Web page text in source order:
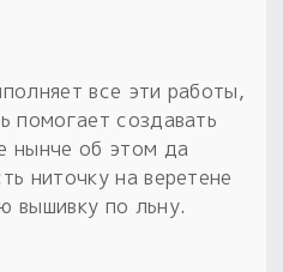
все эти работы,
помогает создавать
нынче об этом да
ниточку на веретене
вышивку по льну.